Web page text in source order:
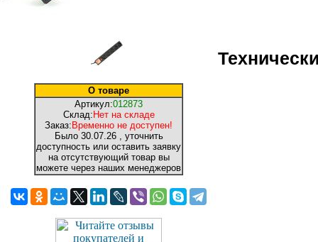
О товаре
Артикул:012873
Склад: Нет на складе
Заказ: Временно не доступен!
Было 30.07.26 , уточнить
доступность или оставить заявку
на отсутствующий товар вы
можете через наших менеджеров